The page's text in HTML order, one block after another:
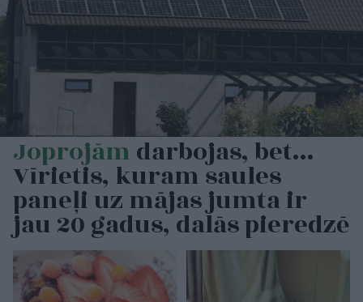
Joprojāmdarbojas, bet…
Vīrietis, kuram saules
paneļi uz mājas jumta ir
jau 20 gadus, dalās pieredzē